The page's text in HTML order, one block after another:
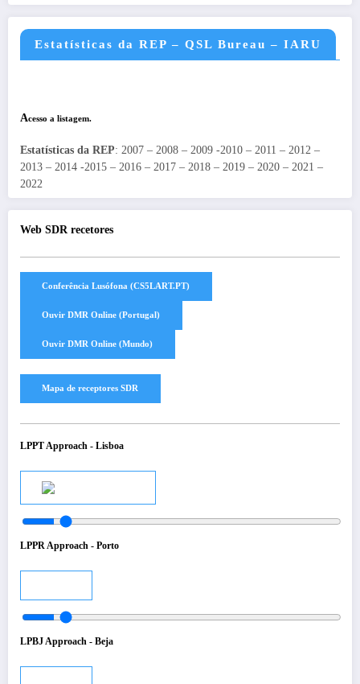
Estatísticas da REP – QSL Bureau – IARU
Acesso a listagem.
Estatísticas da REP: 2007 – 2008 – 2009 -2010 – 2011 – 2012 –
2013 – 2014 -2015 – 2016 – 2017 – 2018 – 2019 – 2020 – 2021 –
2022
Web SDR recetores
LPPT Approach - Lisboa
LPPR Approach - Porto
LPBJ Approach - Beja